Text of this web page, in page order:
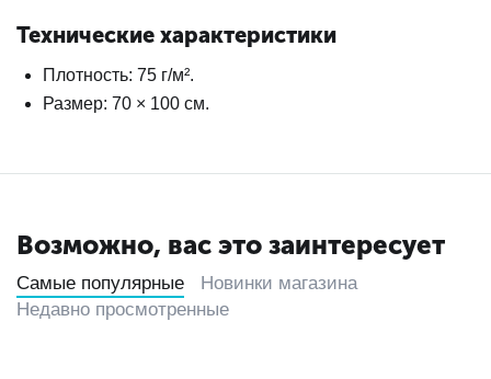
Технические характеристики
Плотность: 75 г/м².
Размер: 70 × 100 см.
Возможно, вас это заинтересует
Самые популярные
Новинки магазина
Недавно просмотренные